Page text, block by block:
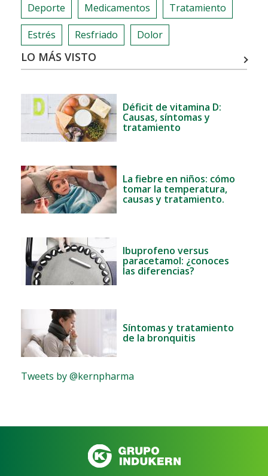
Deporte Medicamentos Tratamiento
Estrés Resfriado Dolor
LO MÁS VISTO
Déficit de vitamina D:
Causas, síntomas y
tratamiento
La fiebre en niños: cómo
tomar la temperatura,
causas y tratamiento.
Ibuprofeno versus
paracetamol: ¿conoces
las diferencias?
Síntomas y tratamiento
de la bronquitis
Tweets by @kernpharma